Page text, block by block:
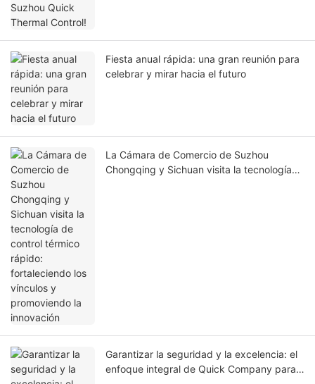
Fiesta anual rápida: una gran reunión para
celebrar y mirar hacia el futuro
La Cámara de Comercio de Suzhou
Chongqing y Sichuan visita la tecnología
Garantizar la seguridad y la excelencia: el
enfoque integral de Quick Company para